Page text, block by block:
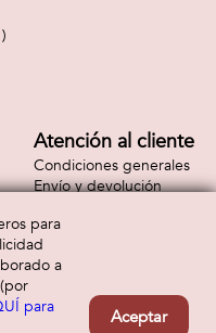
Atención al cliente
Condiciones generales
Envío y devolución
para
a
para
Aceptar